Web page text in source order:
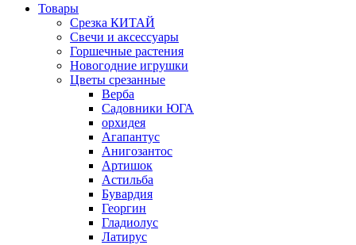
Товары
Срезка КИТАЙ
Свечи и аксессуары
Горшечные растения
Новогодние игрушки
Цветы срезанные
Верба
Садовники ЮГА
орхидея
Агапантус
Анигозантос
Артишок
Астильба
Бувардия
Георгин
Гладиолус
Латирус